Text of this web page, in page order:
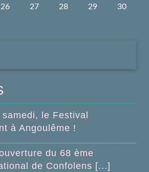
26 27 28 29 30
le Festival
à Angoulême !
du 68 ème
de Confolens [...]